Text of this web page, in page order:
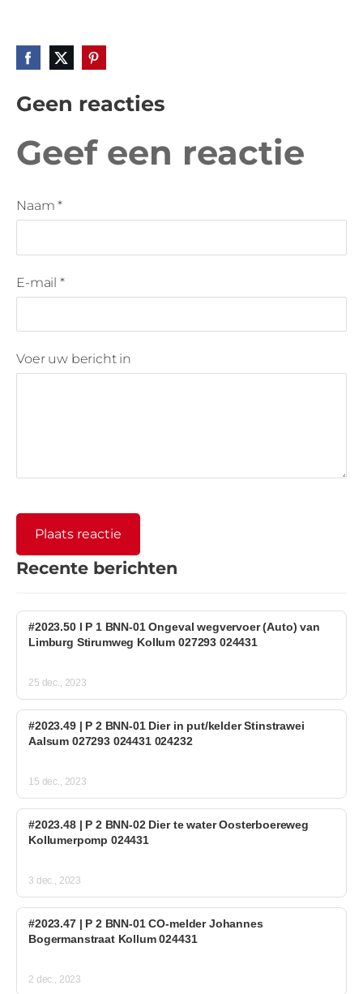
Recente berichten
#2023.50 l P 1 BNN-01 Ongeval wegvervoer (Auto) van
Limburg Stirumweg Kollum 027293 024431
25 dec., 2023
#2023.49 | P 2 BNN-01 Dier in put/kelder Stinstrawei
Aalsum 027293 024431 024232
15 dec., 2023
#2023.48 | P 2 BNN-02 Dier te water Oosterboereweg
Kollumerpomp 024431
3 dec., 2023
#2023.47 | P 2 BNN-01 CO-melder Johannes
Bogermanstraat Kollum 024431
2 dec., 2023
Geen reacties
Geef een reactie
Naam *
E-mail *
Voer uw bericht in